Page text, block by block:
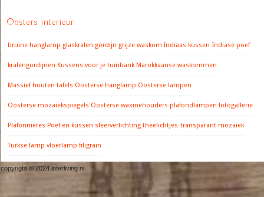
Oosters interieur
bruine hanglamp glaskralen gordijn grijze waskom Indiaas kussen Indiase poef
kralengordijnen Kussens voor je tuinbank Marokkaanse waskommen
Massief houten tafels Oosterse hanglamp Oosterse lampen
Oosterse mozaiekspiegels Oosterse waxinehouders plafondlampen fotogallerie
Plafonnières Poef en kussen sfeerverlichting theelichtjes transparant mozaiek
Turkse lamp vloerlamp filigrain
copyright © 2024 interliving.nl